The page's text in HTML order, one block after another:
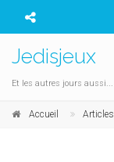
Jedisjeux
Et les autres jours aussi...
Accueil Articles